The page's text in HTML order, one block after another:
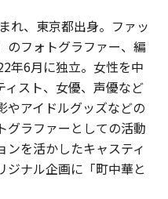
れ、東京都出身。ファッ
フォトグラファー、編
年6月に独立。女性を中
ィスト、女優、声優など
やアイドルグッズなどの
グラファーとしての活動
ンを活かしたキャスティ
ジナル企画に「町中華と